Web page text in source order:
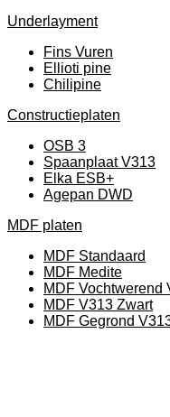
Underlayment
Fins Vuren
Ellioti pine
Chilipine
Constructieplaten
OSB 3
Spaanplaat V313
Elka ESB+
Agepan DWD
MDF platen
MDF Standaard
MDF Medite
MDF Vochtwerend
MDF V313 Zwart
MDF Gegrond